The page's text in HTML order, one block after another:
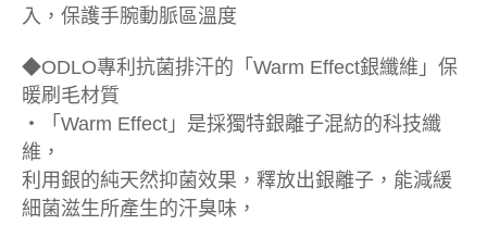
入，保護手腕動脈區溫度
◆ODLO專利抗菌排汗的「Warm Effect銀纖維」保
暖刷毛材質
‧「Warm Effect」是採獨特銀離子混紡的科技纖
維，
利用銀的純天然抑菌效果，釋放出銀離子，能減緩
細菌滋生所產生的汗臭味，